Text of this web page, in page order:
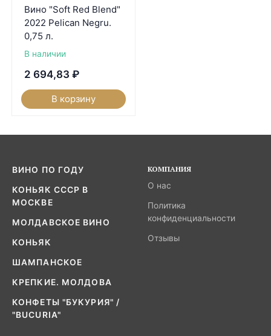
Вино "Soft Red Blend"
2022 Pelican Negru.
0,75 л.
В наличии
2 694,83 ₽
В корзину
ВИНО ПО ГОДУ
КОНЬЯК СССР В
МОСКВЕ
МОЛДАВСКОЕ ВИНО
КОНЬЯК
ШАМПАНСКОЕ
КРЕПКИЕ. МОЛДОВА
КОНФЕТЫ "БУКУРИЯ" /
"BUCURIA"
КОМПАНИЯ
О нас
Политика
конфиденциальности
Отзывы